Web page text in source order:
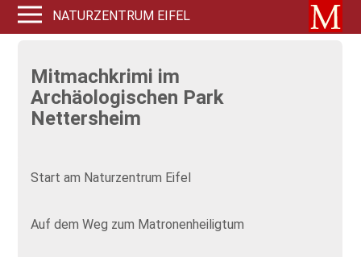
NATURZENTRUM EIFEL
Mitmachkrimi im
Archäologischen Park
Nettersheim
Start am Naturzentrum Eifel
Auf dem Weg zum Matronenheiligtum